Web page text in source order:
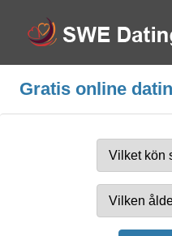
Gratis online